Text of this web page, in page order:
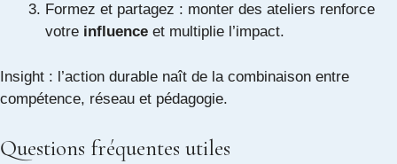
Formez et partagez : monter des ateliers renforce
votre influence et multiplie l’impact.
Insight : l’action durable naît de la combinaison entre
compétence, réseau et pédagogie.
Questions fréquentes utiles